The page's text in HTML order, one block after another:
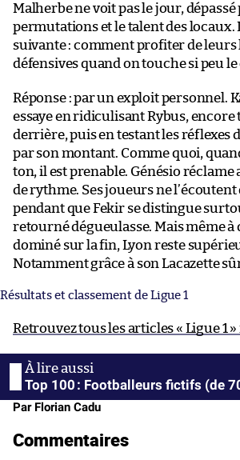
Malherbe ne voit pas le jour, dépassé
permutations et le talent des locaux.
suivante : comment profiter de leurs
défensives quand on touche si peu le
Réponse : par un exploit personnel.
essaye en ridiculisant Rybus, encore
derrière, puis en testant les réflexes
par son montant. Comme quoi,
ton, il est prenable. Génésio réclame
de rythme. Ses joueurs ne l’écoutent
pendant que Fekir se distingue
retourné dégueulasse. Mais même à
dominé sur la fin, Lyon reste
Notamment grâce à son Lacazette
Résultats et classement de Ligue 1
Retrouvez tous les articles « Ligue 1 »
Top 100 : Footballeurs fictifs (de
Par Florian Cadu
Commentaires